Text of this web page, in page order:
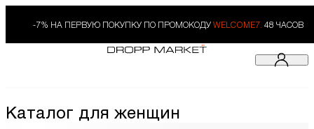
-7% НА ПЕРВУЮ ПОКУПКУ ПО ПРОМОКОДУ WELCOME7. 48 ЧАСОВ
Каталог для женщин